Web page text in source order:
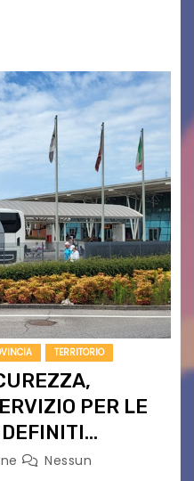
TERRITORIO
PER LE
E ORARIO
Nessun